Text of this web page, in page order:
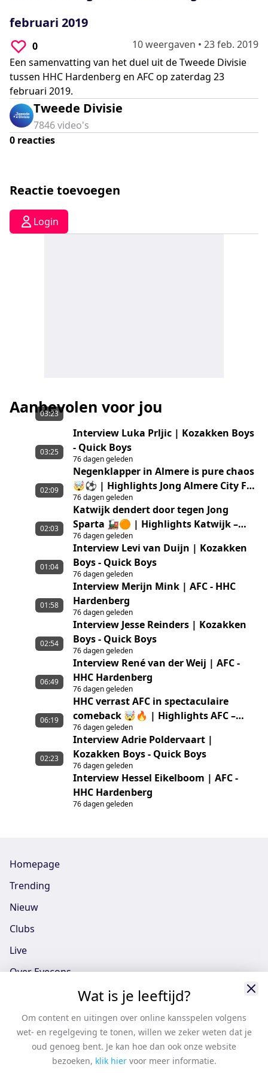
februari 2019
0 10 weergaven • 23 feb. 2019
Een samenvatting van het duel uit de Tweede Divisie
tussen HHC Hardenberg en AFC op zaterdag 23
februari 2019.
Tweede Divisie
7846video's
0 reacties
Reactie toevoegen
Login
Aanbevolen voor jou
03:23
Interview Luka Prljic | Kozakken Boys
- Quick Boys
76 dagen geleden
03:25
Negenklapper in Almere is pure chaos
🤯⚽ | Highlights Jong Almere City FC
– GVVV
76 dagen geleden
02:09
Katwijk dendert door tegen Jong
Sparta 🚂🟠 | Highlights Katwijk –
Jong Sparta Rotterdam
76 dagen geleden
02:03
Interview Levi van Duijn | Kozakken
Boys - Quick Boys
76 dagen geleden
01:04
Interview Merijn Mink | AFC - HHC
Hardenberg
76 dagen geleden
01:58
Interview Jesse Reinders | Kozakken
Boys - Quick Boys
76 dagen geleden
02:54
Interview René van der Weij | AFC -
HHC Hardenberg
76 dagen geleden
06:49
HHC verrast AFC in spectaculaire
comeback 🤯🔥 | Highlights AFC –
HHC Hardenberg
76 dagen geleden
06:19
Interview Adrie Poldervaart |
Kozakken Boys - Quick Boys
76 dagen geleden
02:23
Interview Hessel Eikelboom | AFC -
HHC Hardenberg
76 dagen geleden
Homepage
Trending
Nieuw
Clubs
Live
Over Eyecons
Eyecons App - iOS
Eyecons App - Android
Vacatures
Wat is je leeftijd?
Om content en uitingen over online kansspelen volgens
wet- en regelgeving te tonen, willen we zeker weten dat je
oud genoeg bent. Je kan hoe dan ook onze website
bezoeken, klik hier voor meer informatie.